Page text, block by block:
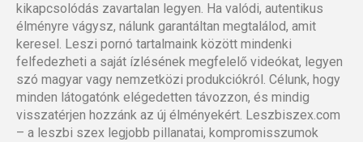
kikapcsolódás zavartalan legyen. Ha valódi, autentikus
élményre vágysz, nálunk garantáltan megtalálod, amit
keresel. Leszi pornó tartalmaink között mindenki
felfedezheti a saját ízlésének megfelelő videókat, legyen
szó magyar vagy nemzetközi produkciókról. Célunk, hogy
minden látogatónk elégedetten távozzon, és mindig
visszatérjen hozzánk az új élményekért. Leszbiszex.com
– a leszbi szex legjobb pillanatai, kompromisszumok